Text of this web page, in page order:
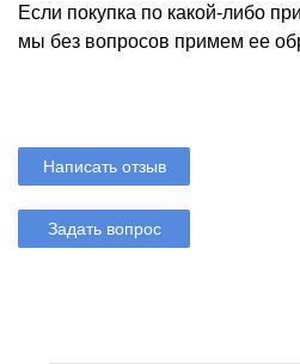
Если покупка по какой-либо
мы без вопросов примем ее
Написать отзыв
Задать вопрос